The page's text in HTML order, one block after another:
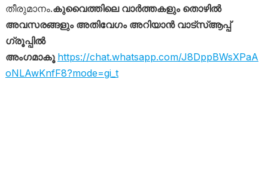
തീരുമാനം.കുവൈത്തിലെ വാർത്തകളും തൊഴിൽ
അവസരങ്ങളും അതിവേഗം അറിയാൻ വാട്സ്ആപ്പ്
ഗ്രൂപ്പിൽ
അംഗമാകൂ https://chat.whatsapp.com/J8DppBWsXPaA
oNLAwKnfF8?mode=gi_t